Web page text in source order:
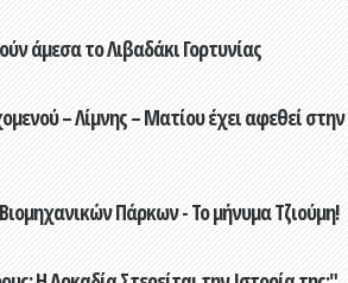
άμεσα το Λιβαδάκι Γορτυνίας
– Λίμνης – Ματίου έχει αφεθεί στην
Πάρκων - Το μήνυμα Τζιούμη!